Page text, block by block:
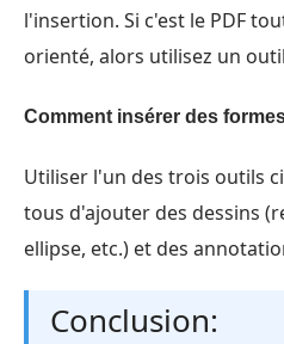
l'insertion. Si c'est le PDF
orienté, alors utilisez un
Comment insérer des
Utiliser l'un des trois outils
tous d'ajouter des dessins
ellipse, etc.) et des
Conclusion: